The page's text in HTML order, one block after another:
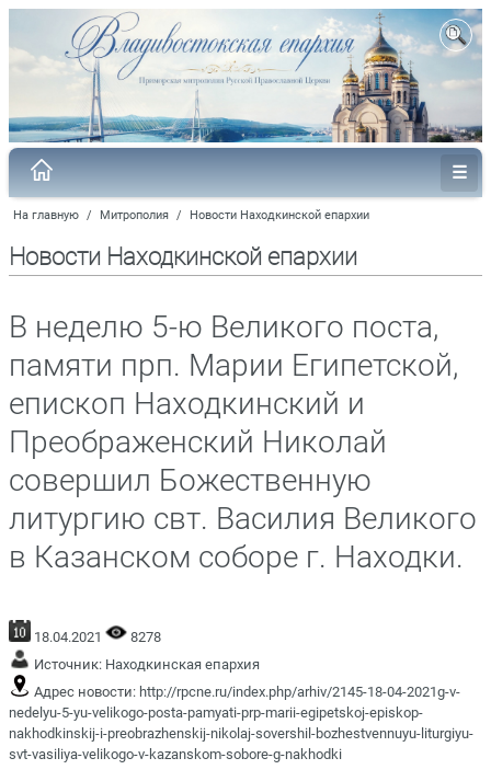
На главную / Митрополия / Новости Находкинской епархии
Новости Находкинской епархии
В неделю 5-ю Великого поста,
памяти прп. Марии Египетской,
епископ Находкинский и
Преображенский Николай
совершил Божественную
литургию свт. Василия Великого
в Казанском соборе г. Находки.
18.04.2021
8278
Источник: Находкинская епархия
Адрес новости: http://rpcne.ru/index.php/arhiv/2145-18-04-2021g-v-
nedelyu-5-yu-velikogo-posta-pamyati-prp-marii-egipetskoj-episkop-
nakhodkinskij-i-preobrazhenskij-nikolaj-sovershil-bozhestvennuyu-liturgiyu-
svt-vasiliya-velikogo-v-kazanskom-sobore-g-nakhodki